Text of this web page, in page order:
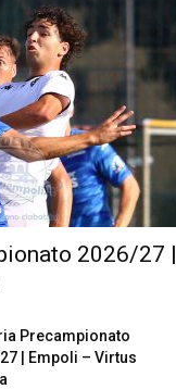
2026/27 |
Precampionato
| Empoli – Virtus